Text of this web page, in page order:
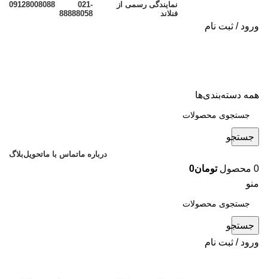
نمایندگی رسمی از
فنلاند
021-
88888058
09128008088
ورود / ثبت نام
همه دسته‌بندی‌ها
جستجو
درباره ماتماس با ماتحویلبلاگ
0 محصول تومان0
منو
جستجو
ورود / ثبت نام